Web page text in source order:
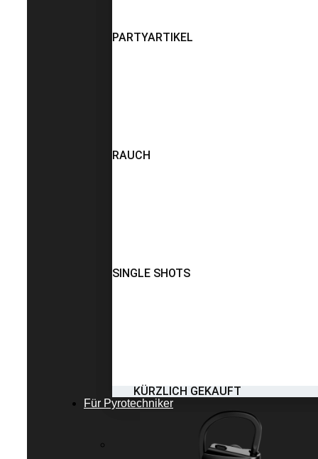
PARTYARTIKEL
RAUCH
SINGLE SHOTS
KÜRZLICH GEKAUFT
Für Pyrotechniker